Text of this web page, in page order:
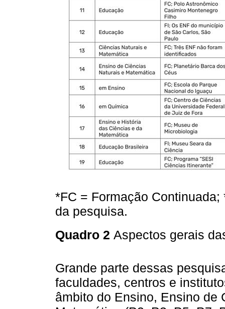
*FC = Formação
da pesquisa.
Quadro 2 Aspectos gerais
Grande parte dessas
faculdades, centros e
âmbito do Ensino, Ensino de